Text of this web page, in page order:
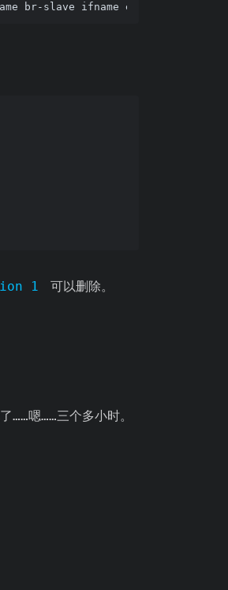
br-slave ifname enp3s0 master br0
1 可以删除。
……嗯……三个多小时。